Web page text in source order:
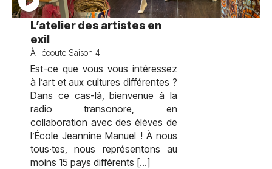
L’atelier des artistes en
exil
À l'écoute Saison 4
Est-ce que vous vous intéressez
à l’art et aux cultures différentes ?
Dans ce cas-là, bienvenue à la
radio transonore, en
collaboration avec des élèves de
l’École Jeannine Manuel ! À nous
tous·tes, nous représentons au
moins 15 pays différents […]